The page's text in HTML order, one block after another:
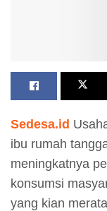
Sedesa.id
ibu rumah
meningkatnya
konsumsi
yang kian